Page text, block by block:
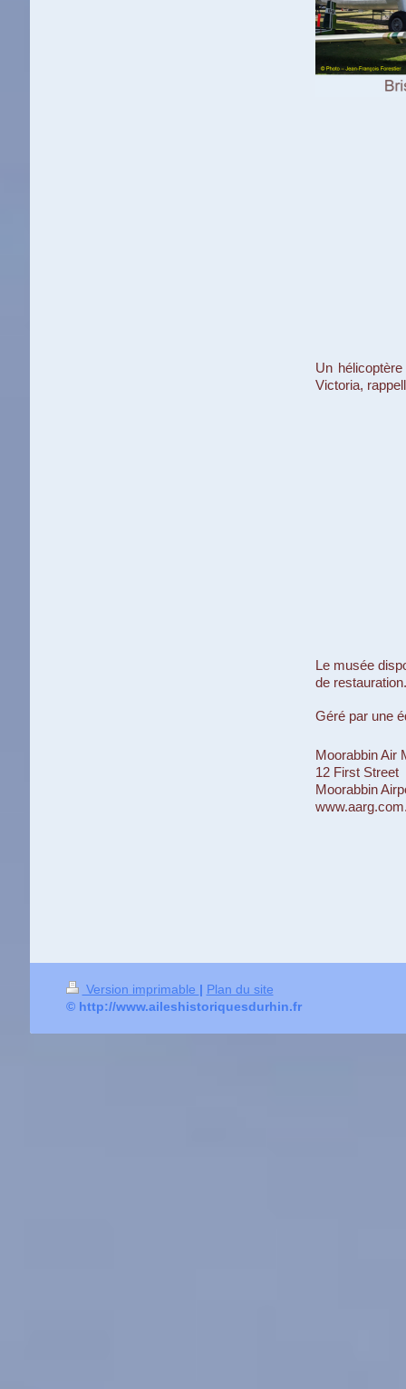
Un
Victoria,
Le musée
de
Géré par une
Moorabbin Air
12 First Street
Moorabbin
Version imprimable | Plan du site
© http://www.aileshistoriquesdurhin.fr